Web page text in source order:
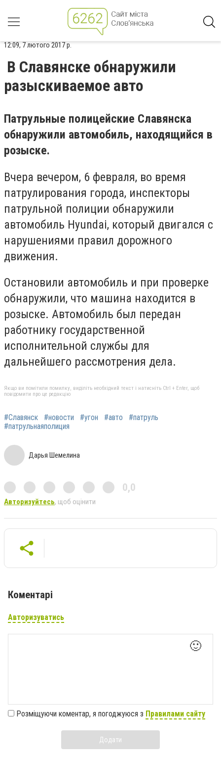
12:09, 7 лютого 2017 р.
В Славянске обнаружили
разыскиваемое авто
Патрульные полицейские Славянска
обнаружили автомобиль, находящийся в
розыске.
Вчера вечером, 6 февраля, во время
патрулирования города, инспекторы
патрульной полиции обнаружили
автомобиль Hyundai, который двигался с
нарушениями правил дорожного
движения.
Остановили автомобиль и при проверке
обнаружили, что машина находится в
розыске. Автомобиль был передан
работнику государственной
исполнительной службы для
дальнейшего рассмотрения дела.
Якщо ви помітили помилку, виділіть необхідний текст і натисніть Ctrl + Enter, щоб
повідомити про це редакцію
#Славянск #новости #угон #авто
#патруль
#патрульнаяполиция
Дарья Шемелина
0,0
Авторизуйтесь, щоб оцінити
Коментарі
Авторизуватись
🙂
Розміщуючи коментар, я погоджуюся з Правилами сайту
Додати